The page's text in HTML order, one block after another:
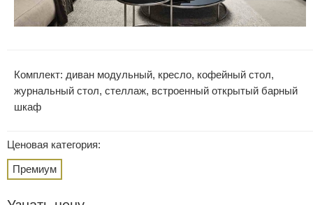
Комплект: диван модульный, кресло, кофейный стол,
журнальный стол, стеллаж, встроенный открытый барный
шкаф
Ценовая категория:
Премиум